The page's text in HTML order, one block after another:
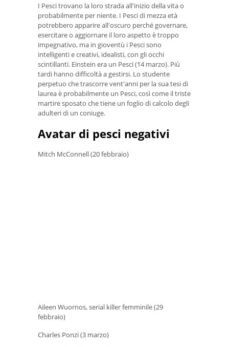
I Pesci trovano la loro strada all'inizio della vita o
probabilmente per niente. I Pesci di mezza età
potrebbero apparire all'oscuro perché governare,
esercitare o aggiornare il loro aspetto è troppo
impegnativo, ma in gioventù i Pesci sono
intelligenti e creativi, idealisti, con gli occhi
scintillanti. Einstein era un Pesci (14 marzo). Più
tardi hanno difficoltà a gestirsi. Lo studente
perpetuo che trascorre vent'anni per la sua tesi di
laurea è probabilmente un Pesci, così come il triste
martire sposato che tiene un foglio di calcolo degli
adulteri di un coniuge.
Avatar di pesci negativi
Mitch McConnell (20 febbraio)
Aileen Wuornos, serial killer femminile (29
febbraio)
Charles Ponzi (3 marzo)